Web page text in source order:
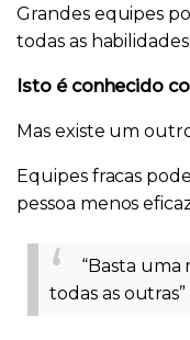
Grandes equipes
todas as
Isto é conhecido
Mas existe um
Equipes fracas
pessoa menos
“Basta
todas as outras”